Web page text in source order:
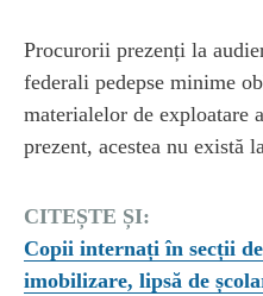
Procurorii prezenți la
federali pedepse minime
materialelor de exploatare
prezent, acestea nu există
CITEȘTE ȘI:
Copii internați în secții
imobilizare, lipsă de